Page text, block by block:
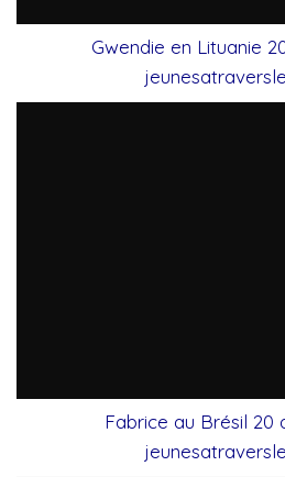
Gwendie en Lituanie
Fabrice au Brésil 20